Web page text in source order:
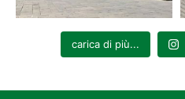
carica di più...